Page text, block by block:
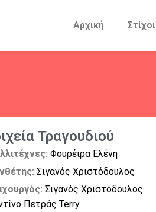
Αρχική Στίχοι
Τραγουδιού
Φουρέιρα Ελένη
Σιγανός Χριστόδουλος
Σιγανός Χριστόδουλος
Πετράς Terry